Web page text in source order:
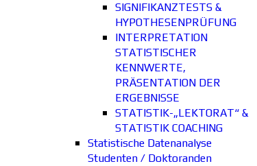
SIGNIFIKANZTESTS &
HYPOTHESENPRÜFUNG
INTERPRETATION
STATISTISCHER
KENNWERTE,
PRÄSENTATION DER
ERGEBNISSE
STATISTIK-„LEKTORAT“ &
STATISTIK COACHING
Statistische Datenanalyse
Studenten / Doktoranden